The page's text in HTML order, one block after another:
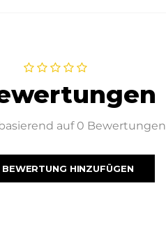
auf 0 Bewertungen
BEWERTUNG HINZUFÜGEN